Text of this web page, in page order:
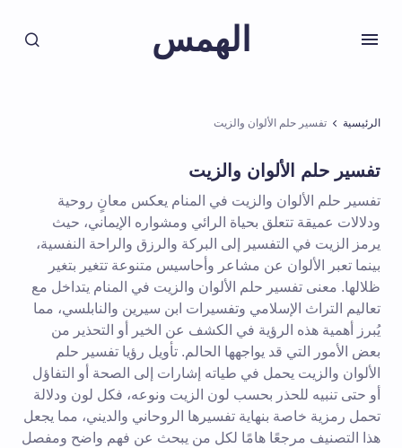
الهمس
الرئيسية تفسير حلم الألوان والزيت
تفسير حلم الألوان والزيت
تفسير حلم الألوان والزيت في المنام يعكس معانٍ روحية
ودلالات عميقة تتعلق بحياة الرائي ومشواره الإيماني، حيث
يرمز الزيت في التفسير إلى البركة والرزق والراحة النفسية،
بينما تعبر الألوان عن مشاعر وأحاسيس متنوعة تتغير بتغير
ظلالها. معنى تفسير حلم الألوان والزيت في المنام يتداخل مع
تعاليم التراث الإسلامي وتفسيرات ابن سيرين والنابلسي، مما
يُبرز أهمية هذه الرؤية في الكشف عن الخير أو التحذير من
بعض الأمور التي قد يواجهها الحالم. تأويل رؤيا تفسير حلم
الألوان والزيت يحمل في طياته إشارات إلى الصحة أو التفاؤل
أو حتى تنبيه للحذر بحسب لون الزيت ونوعه، فكل لون ودلالة
تحمل رمزية خاصة بنهاية تفسيرها الروحاني والديني، مما يجعل
هذا التصنيف مرجعًا هامًا لكل من يبحث عن فهم واضح ومفصل